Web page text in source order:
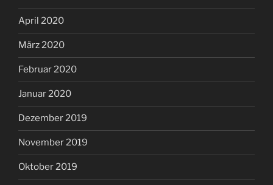
April 2020
März 2020
Februar 2020
Januar 2020
Dezember 2019
November 2019
Oktober 2019